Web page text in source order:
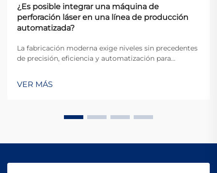
¿Es posible integrar una máquina de
perforación láser en una línea de producción
automatizada?
La fabricación moderna exige niveles sin precedentes
de precisión, eficiencia y automatización para
La integración de equipos avanzados en líneas de
producción automatizadas se ha convertido en un
VER MÁS